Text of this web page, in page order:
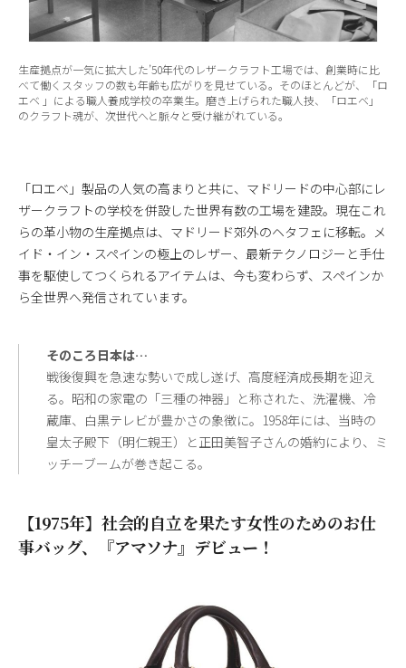
生産拠点が一気に拡大した’50年代のレザークラフト工場では、創業時に比
べて働くスタッフの数も年齢も広がりを見せている。そのほとんどが、「ロ
エベ 」による職人養成学校の卒業生。磨き上げられた職人技、「ロエベ」
のクラフト魂が、次世代へと脈々と受け継がれている。
「ロエベ」製品の人気の高まりと共に、マドリードの中心部にレ
ザークラフトの学校を併設した世界有数の工場を建設。現在これ
らの革小物の生産拠点は、マドリード郊外のヘタフェに移転。メ
イド・イン・スペインの極上のレザー、最新テクノロジーと手仕
事を駆使してつくられるアイテムは、今も変わらず、スペインか
ら全世界へ発信されています。
そのころ日本は…
戦後復興を急速な勢いで成し遂げ、高度経済成長期を迎え
る。昭和の家電の「三種の神器」と称された、洗濯機、冷
蔵庫、白黒テレビが豊かさの象徴に。1958年には、当時の
皇太子殿下（明仁親王）と正田美智子さんの婚約により、ミ
ッチーブームが巻き起こる。
【1975年】社会的自立を果たす女性のためのお仕
事バッグ、『アマソナ』デビュー！